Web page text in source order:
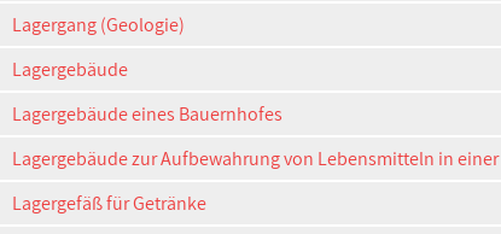
Lagergang (Geologie)
Lagergebäude
Lagergebäude eines Bauernhofes
Lagergebäude zur Aufbewahrung von Lebensmitteln in
Lagergefäß für Getränke